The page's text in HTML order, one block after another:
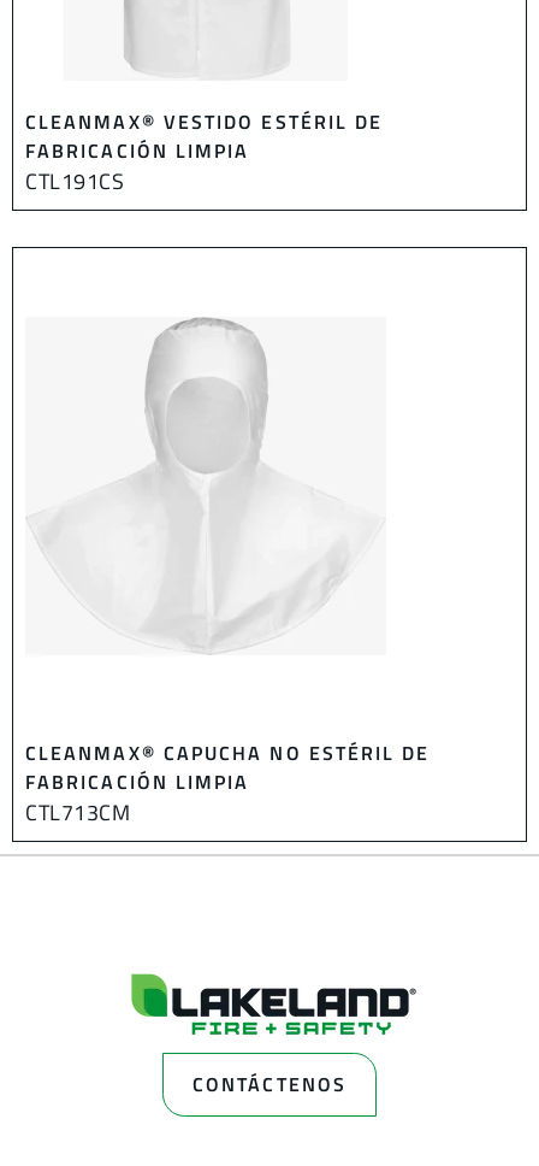
CLEANMAX® VESTIDO ESTÉRIL DE
FABRICACIÓN LIMPIA
CTL191CS
CLEANMAX® CAPUCHA NO ESTÉRIL DE
FABRICACIÓN LIMPIA
CTL713CM
CONTÁCTENOS